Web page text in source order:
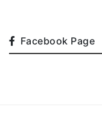
Facebook Page